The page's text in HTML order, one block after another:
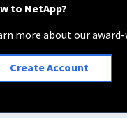
to NetApp?
more about our
Create Account